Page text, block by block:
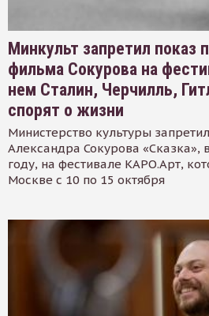
Минкульт запретил показ
фильма Сокурова на
нем Сталин, Черчилль,
спорят о жизни
Министерство культуры
Александра Сокурова
году, на фестивале КАРО.Арт,
Москве с 10 по 15 октября